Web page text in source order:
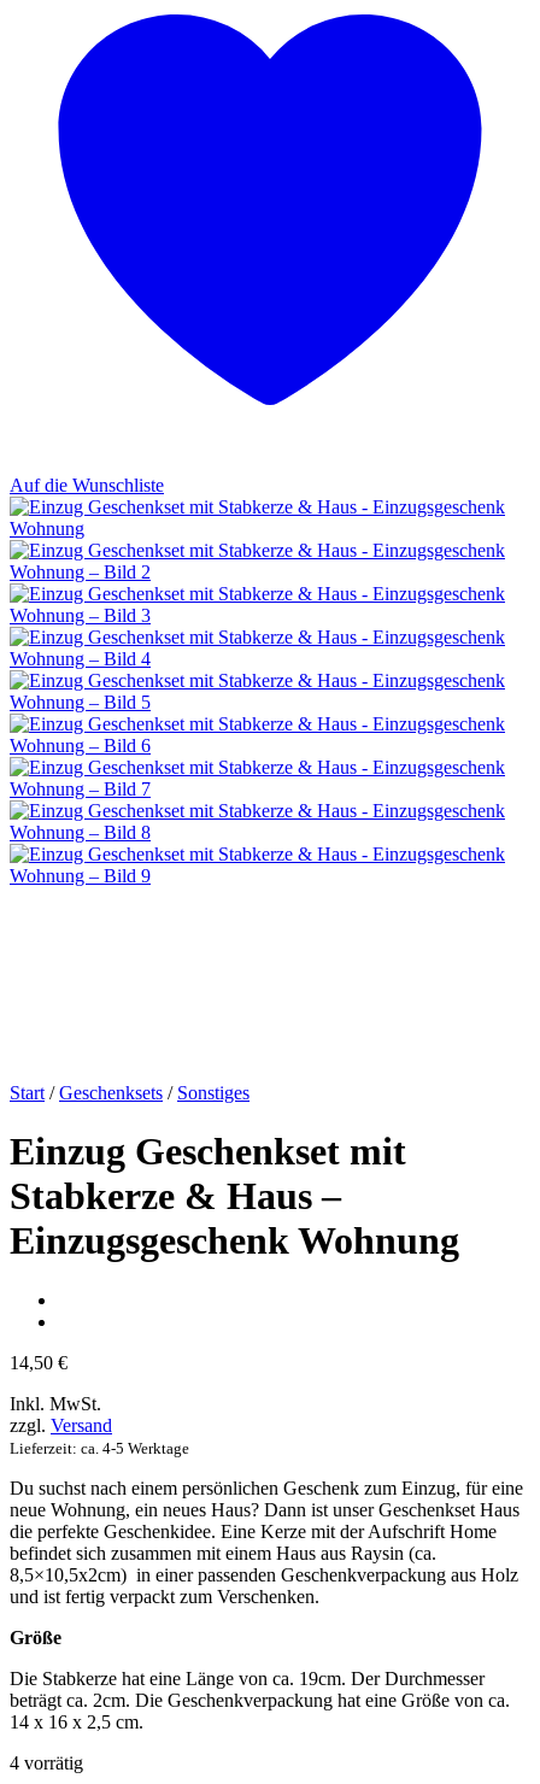
Auf die Wunschliste
Start / Geschenksets / Sonstiges
Einzug Geschenkset mit
Stabkerze & Haus –
Einzugsgeschenk Wohnung
14,50 €
Inkl. MwSt.
zzgl. Versand
Lieferzeit: ca. 4-5 Werktage
Du suchst nach einem persönlichen Geschenk zum Einzug, für eine
neue Wohnung, ein neues Haus? Dann ist unser Geschenkset Haus
die perfekte Geschenkidee. Eine Kerze mit der Aufschrift Home
befindet sich zusammen mit einem Haus aus Raysin (ca.
8,5×10,5x2cm) in einer passenden Geschenkverpackung aus Holz
und ist fertig verpackt zum Verschenken.
Größe
Die Stabkerze hat eine Länge von ca. 19cm. Der Durchmesser
beträgt ca. 2cm. Die Geschenkverpackung hat eine Größe von ca.
14 x 16 x 2,5 cm.
4 vorrätig